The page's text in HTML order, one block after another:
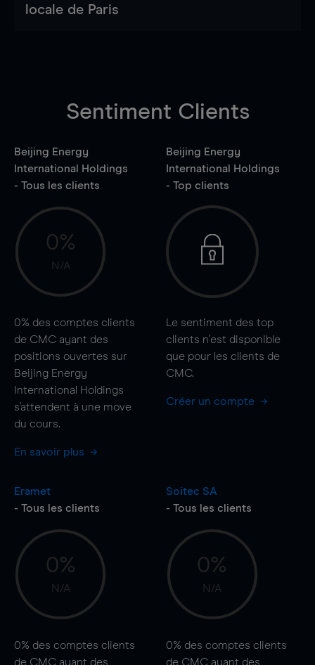
locale de Paris
Sentiment Clients
Beijing Energy
International Holdings
- Tous les clients
0%
N/A
0% des comptes clients
de CMC ayant des
positions ouvertes sur
Beijing Energy
International Holdings
s'attendent à une move
du cours.
En savoir plus
Beijing Energy
International Holdings
- Top clients
Le sentiment des top
clients n'est disponible
que pour les clients de
CMC.
Créer un compte
Eramet
- Tous les clients
0%
N/A
0% des comptes clients
de CMC ayant des
Soitec SA
- Tous les clients
0%
N/A
0% des comptes clients
de CMC ayant des